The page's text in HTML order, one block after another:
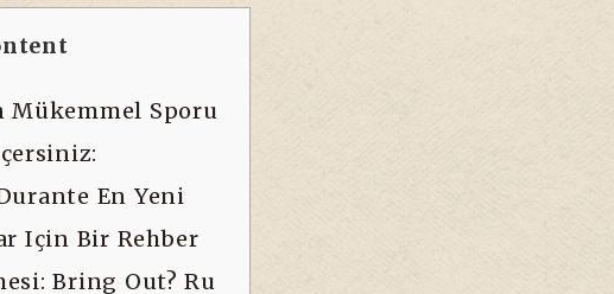
Training
Particular
Sporu
En Yeni
Için Bir Rehber
Bring Out? Ru